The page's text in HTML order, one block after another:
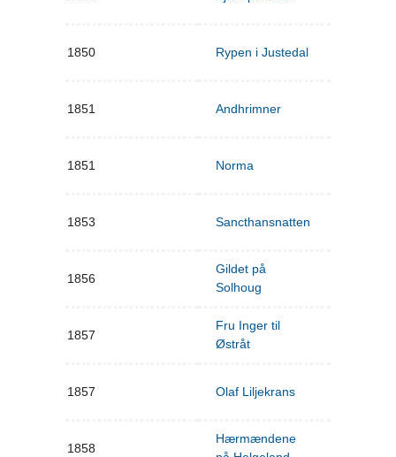
1850 Rypen i Justedal
1851 Andhrimner
1851 Norma
1853 Sancthansnatten
1856
Gildet på
Solhoug
1857
Fru Inger til
Østråt
1857 Olaf Liljekrans
1858
Hærmændene